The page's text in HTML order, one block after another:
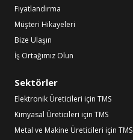
Fiyatlandırma
Müşteri Hikayeleri
Bize Ulaşın
İş Ortağımız Olun
Sektörler
Elektronik Üreticileri için TMS
Kimyasal Üreticileri için TMS
Metal ve Makine Üreticileri için TMS